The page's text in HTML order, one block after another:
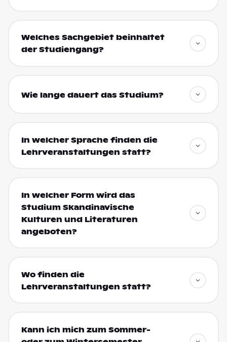
Welches Sachgebiet beinhaltet
der Studiengang?
Wie lange dauert das Studium?
In welcher Sprache finden die
Lehrveranstaltungen statt?
In welcher Form wird das
Studium Skandinavische
Kulturen und Literaturen
angeboten?
Wo finden die
Lehrveranstaltungen statt?
Kann ich mich zum Sommer-